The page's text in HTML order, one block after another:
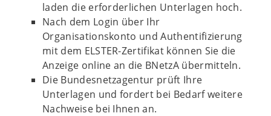
laden die erforderlichen Unterlagen hoch.
Nach dem Login über Ihr
Organisationskonto und Authentifizierung
mit dem ELSTER-Zertifikat können Sie die
Anzeige online an die BNetzA übermitteln.
Die Bundesnetzagentur prüft Ihre
Unterlagen und fordert bei Bedarf weitere
Nachweise bei Ihnen an.